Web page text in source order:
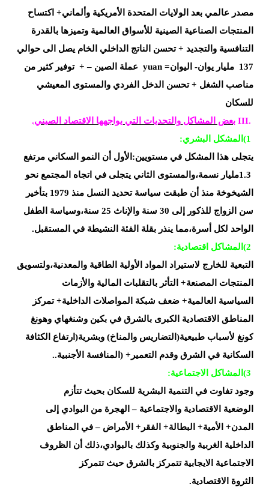
مصدر عالمي بعد الولايات
المتحدة الأمريكية وألماني+ اكتساح
المنتجات الصناعية الصينية للأسواق العالمية وتميزها بالقدرة
التنافسية والتجديد + تحسن الناتج الداخلي الخام يصل الى حوالي
137 مليار يوان- اليوانyuan = عملة الصين – + توفير كثير من
مناصب الشغل + تحسن
الدخل الفردي والمستوى المعيشي
للسكان
III.بعض المشاكل والتحديات التي يواجهها الاقتصاد الصيني.
(1 المشكل البشري:
يتجلى هذا المشكل في مستويين:الأول أن النمو السكاني مرتفع
1.3مليار نسمة،والمستوى الثاني
يتجلى في اتجاه المجتمع نحو
الشيخوخة منذ أن طبقت سياسة تحديد النسل منذ 1979
بتأخير
سن الزواج للذكور إلى 30
سنة والإناث 25 سنة،وسياسة الطفل
الواحد لكل
أسرة،مما ينذر بقلة الفئة النشيطة في المستقبل.
(2 المشاكل اقتصادية:
التبعية للخارج لاستيراد المواد الأولية الطاقية والمعدنية،ولتسويق
المنتجات المصنعة+ التأثر بالتقلبات المالية والأزمات
السياسية
العالمية+ ضعف شبكة المواصلات الداخلية+ تمركز
المناطق الاقتصادية الكبرى بالشرق في بكين وشنغهاي وهونغ
كونغ لأسباب طبيعية(التضاريس والمناخ) وبشرية(ارتفاع الكثافة
السكانية في الشرق وقدم التعمير ) + المنافسة الأجنبية..
(3 المشاكل الاجتماعية:
وجود تفاوت في التنمية البشرية للسكان بحيث تتأزم
الوضعية
الاقتصادية والاجتماعية – الهجرة من البوادي إلى
المدن+ الأمية+ البطالة+ الفقر+ الأمراض – في المناطق
الداخلية الغربية والجنوبية وكذلك بالبوادي،ذلك أن الظروف
الاجتماعية الايجابية تتمركز بالشرق حيث تتمركز
الثروة
الاقتصادية.